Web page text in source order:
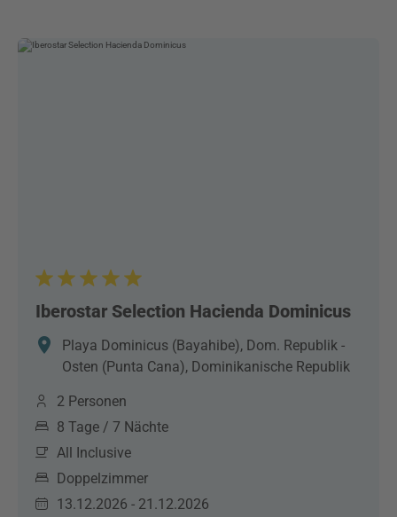
Iberostar Selection Hacienda Dominicus
Playa Dominicus (Bayahibe), Dom. Republik -
Osten (Punta Cana), Dominikanische Republik
2 Personen
8 Tage / 7 Nächte
All Inclusive
Doppelzimmer
13.12.2026 - 21.12.2026